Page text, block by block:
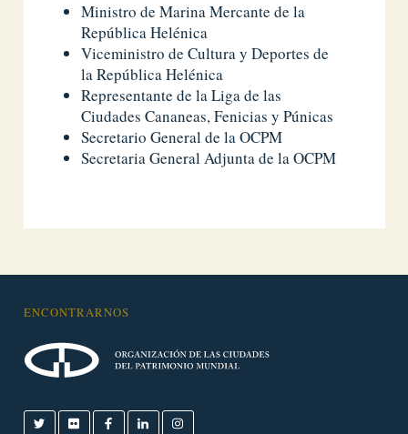
Ministro de Marina Mercante de la
República Helénica
Viceministro de Cultura y Deportes de
la República Helénica
Representante de la Liga de las
Ciudades Cananeas, Fenicias y Púnicas
Secretario General de la OCPM
Secretaria General Adjunta de la OCPM
ENCONTRARNOS